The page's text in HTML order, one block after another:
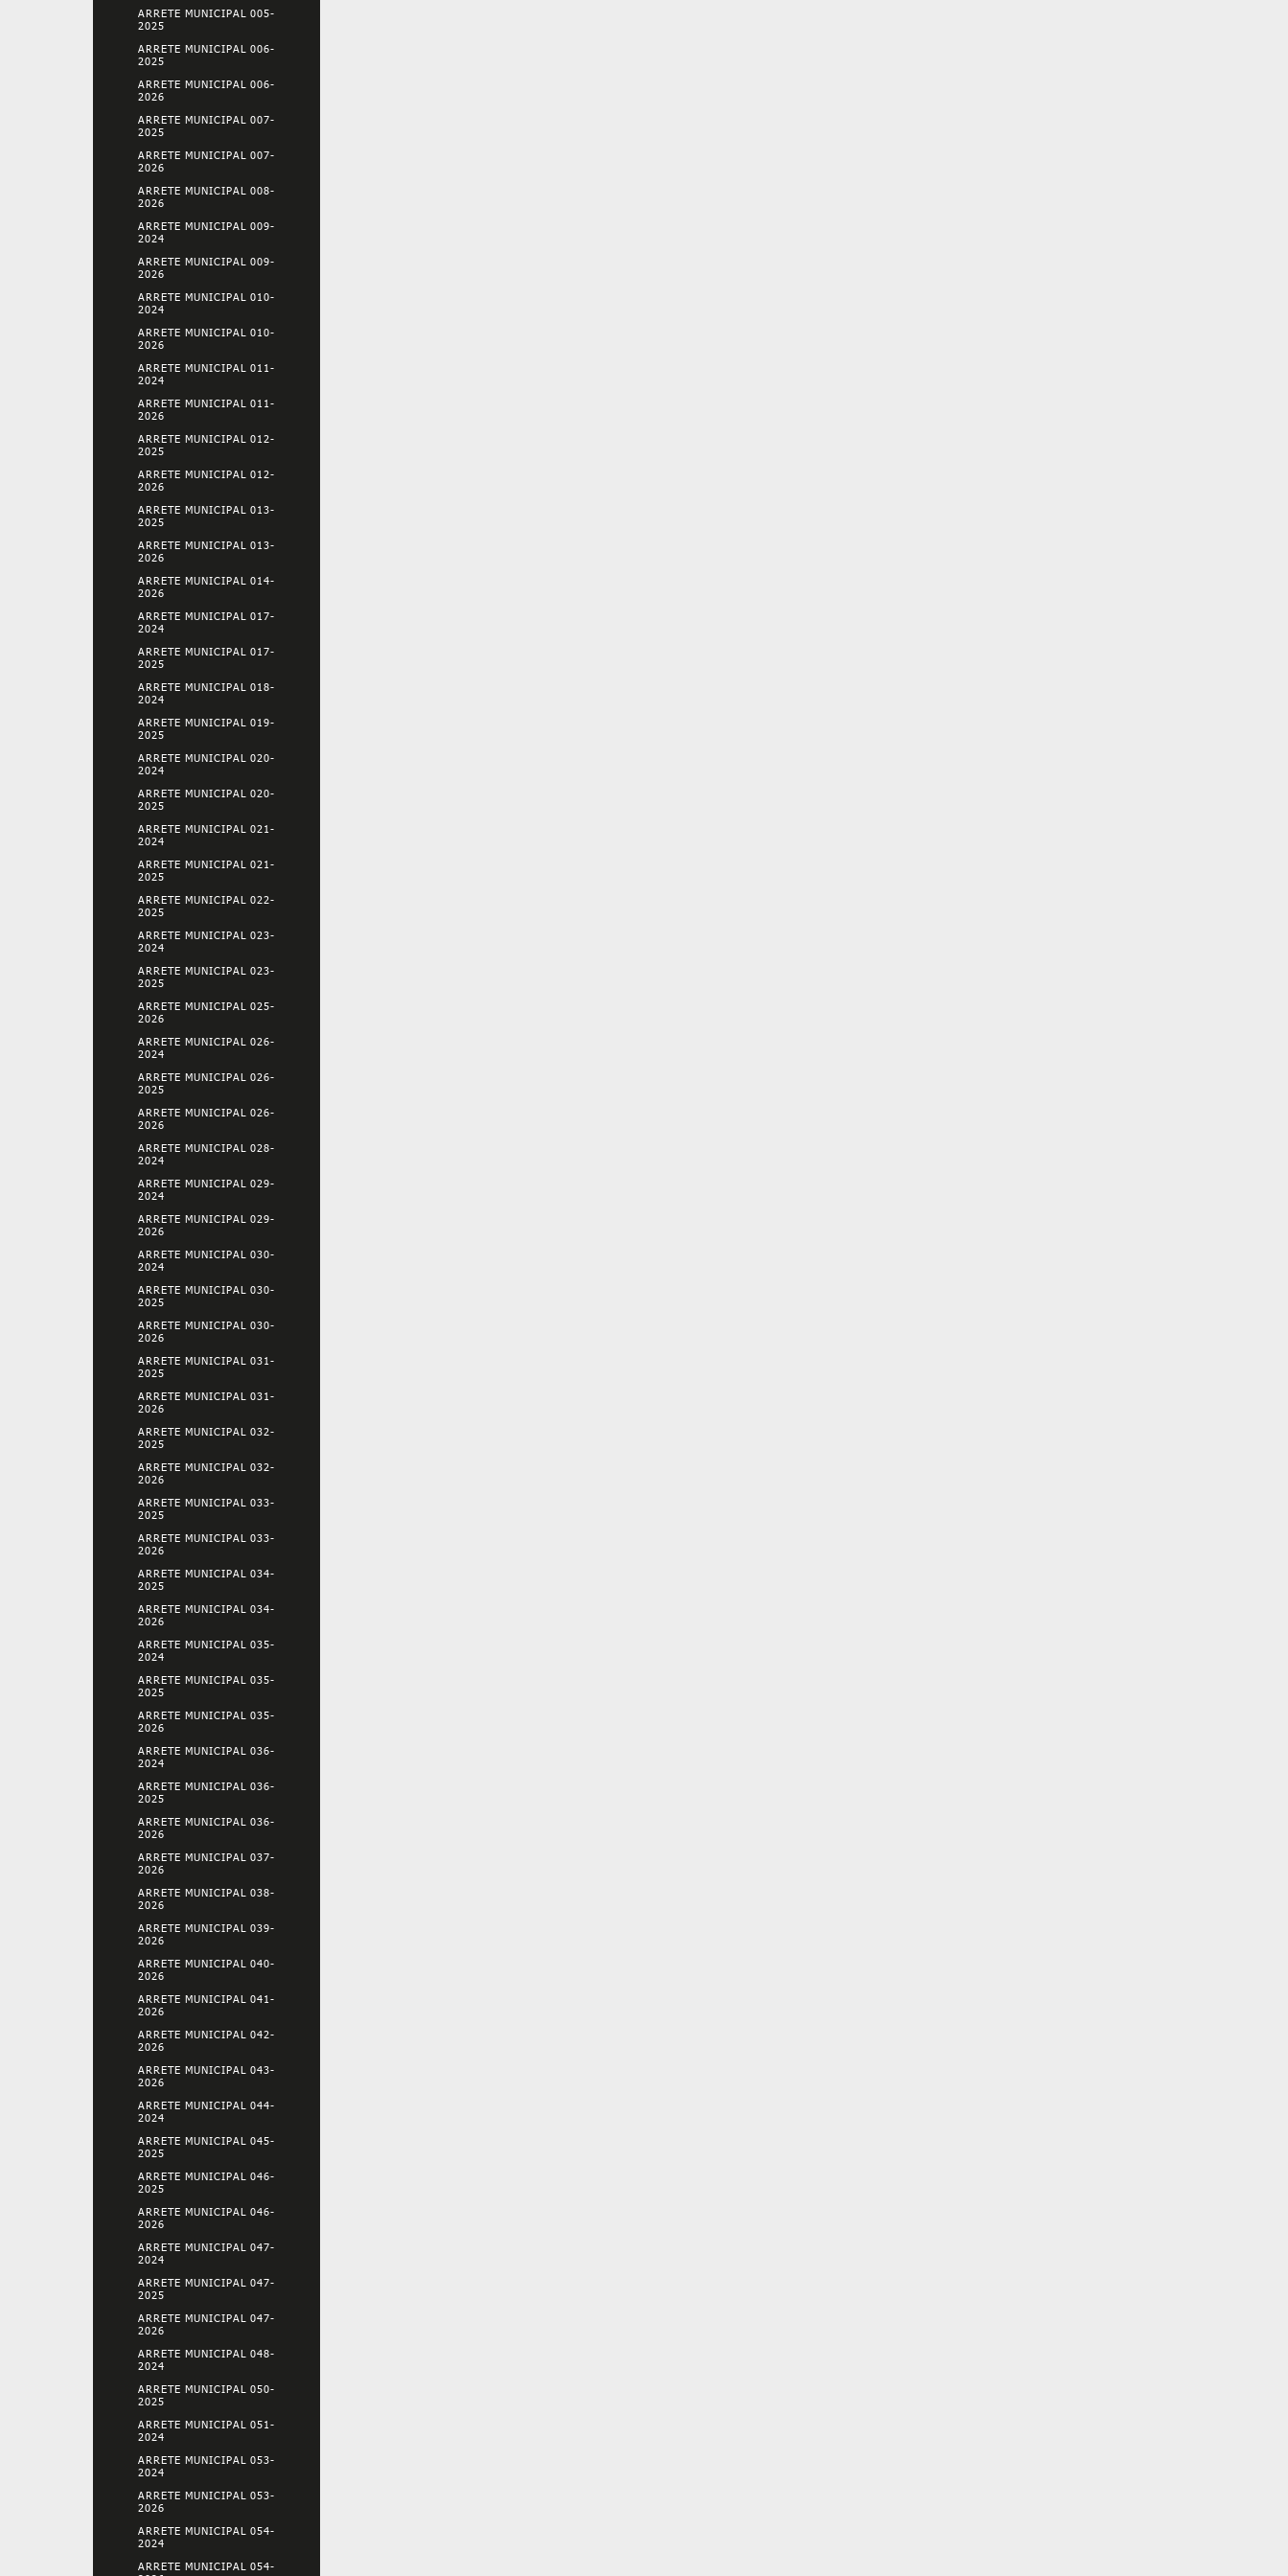
ARRETE MUNICIPAL 005-
2025
ARRETE MUNICIPAL 006-
2025
ARRETE MUNICIPAL 006-
2026
ARRETE MUNICIPAL 007-
2025
ARRETE MUNICIPAL 007-
2026
ARRETE MUNICIPAL 008-
2026
ARRETE MUNICIPAL 009-
2024
ARRETE MUNICIPAL 009-
2026
ARRETE MUNICIPAL 010-
2024
ARRETE MUNICIPAL 010-
2026
ARRETE MUNICIPAL 011-
2024
ARRETE MUNICIPAL 011-
2026
ARRETE MUNICIPAL 012-
2025
ARRETE MUNICIPAL 012-
2026
ARRETE MUNICIPAL 013-
2025
ARRETE MUNICIPAL 013-
2026
ARRETE MUNICIPAL 014-
2026
ARRETE MUNICIPAL 017-
2024
ARRETE MUNICIPAL 017-
2025
ARRETE MUNICIPAL 018-
2024
ARRETE MUNICIPAL 019-
2025
ARRETE MUNICIPAL 020-
2024
ARRETE MUNICIPAL 020-
2025
ARRETE MUNICIPAL 021-
2024
ARRETE MUNICIPAL 021-
2025
ARRETE MUNICIPAL 022-
2025
ARRETE MUNICIPAL 023-
2024
ARRETE MUNICIPAL 023-
2025
ARRETE MUNICIPAL 025-
2026
ARRETE MUNICIPAL 026-
2024
ARRETE MUNICIPAL 026-
2025
ARRETE MUNICIPAL 026-
2026
ARRETE MUNICIPAL 028-
2024
ARRETE MUNICIPAL 029-
2024
ARRETE MUNICIPAL 029-
2026
ARRETE MUNICIPAL 030-
2024
ARRETE MUNICIPAL 030-
2025
ARRETE MUNICIPAL 030-
2026
ARRETE MUNICIPAL 031-
2025
ARRETE MUNICIPAL 031-
2026
ARRETE MUNICIPAL 032-
2025
ARRETE MUNICIPAL 032-
2026
ARRETE MUNICIPAL 033-
2025
ARRETE MUNICIPAL 033-
2026
ARRETE MUNICIPAL 034-
2025
ARRETE MUNICIPAL 034-
2026
ARRETE MUNICIPAL 035-
2024
ARRETE MUNICIPAL 035-
2025
ARRETE MUNICIPAL 035-
2026
ARRETE MUNICIPAL 036-
2024
ARRETE MUNICIPAL 036-
2025
ARRETE MUNICIPAL 036-
2026
ARRETE MUNICIPAL 037-
2026
ARRETE MUNICIPAL 038-
2026
ARRETE MUNICIPAL 039-
2026
ARRETE MUNICIPAL 040-
2026
ARRETE MUNICIPAL 041-
2026
ARRETE MUNICIPAL 042-
2026
ARRETE MUNICIPAL 043-
2026
ARRETE MUNICIPAL 044-
2024
ARRETE MUNICIPAL 045-
2025
ARRETE MUNICIPAL 046-
2025
ARRETE MUNICIPAL 046-
2026
ARRETE MUNICIPAL 047-
2024
ARRETE MUNICIPAL 047-
2025
ARRETE MUNICIPAL 047-
2026
ARRETE MUNICIPAL 048-
2024
ARRETE MUNICIPAL 050-
2025
ARRETE MUNICIPAL 051-
2024
ARRETE MUNICIPAL 053-
2024
ARRETE MUNICIPAL 053-
2026
ARRETE MUNICIPAL 054-
2024
ARRETE MUNICIPAL 054-